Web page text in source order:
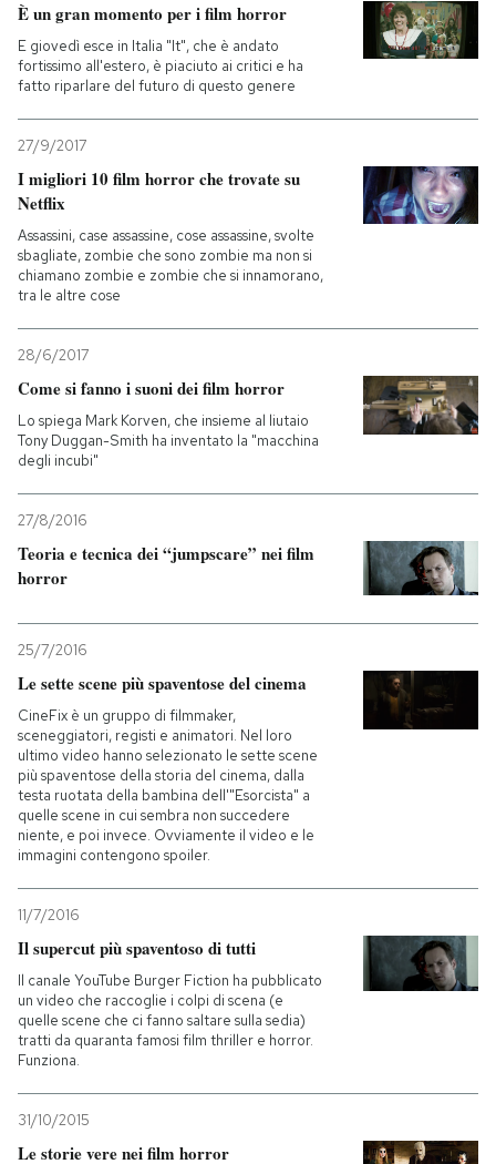
È un gran momento per i film horror
E giovedì esce in Italia "It", che è andato
fortissimo all'estero, è piaciuto ai critici e ha
fatto riparlare del futuro di questo genere
27/9/2017
I migliori 10 film horror che trovate su
Netflix
Assassini, case assassine, cose assassine, svolte
sbagliate, zombie che sono zombie ma non si
chiamano zombie e zombie che si innamorano,
tra le altre cose
28/6/2017
Come si fanno i suoni dei film horror
Lo spiega Mark Korven, che insieme al liutaio
Tony Duggan-Smith ha inventato la "macchina
degli incubi"
27/8/2016
Teoria e tecnica dei “jumpscare” nei film
horror
25/7/2016
Le sette scene più spaventose del cinema
CineFix è un gruppo di filmmaker,
sceneggiatori, registi e animatori. Nel loro
ultimo video hanno selezionato le sette scene
più spaventose della storia del cinema, dalla
testa ruotata della bambina dell'"Esorcista" a
quelle scene in cui sembra non succedere
niente, e poi invece. Ovviamente il video e le
immagini contengono spoiler.
11/7/2016
Il supercut più spaventoso di tutti
Il canale YouTube Burger Fiction ha pubblicato
un video che raccoglie i colpi di scena (e
quelle scene che ci fanno saltare sulla sedia)
tratti da quaranta famosi film thriller e horror.
Funziona.
31/10/2015
Le storie vere nei film horror